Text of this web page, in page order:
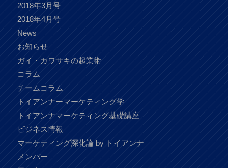
2018年3月号
2018年4月号
News
お知らせ
ガイ・カワサキの起業術
コラム
チームコラム
トイアンナーマーケティング学
トイアンナマーケティング基礎講座
ビジネス情報
マーケティング深化論 by トイアンナ
メンバー